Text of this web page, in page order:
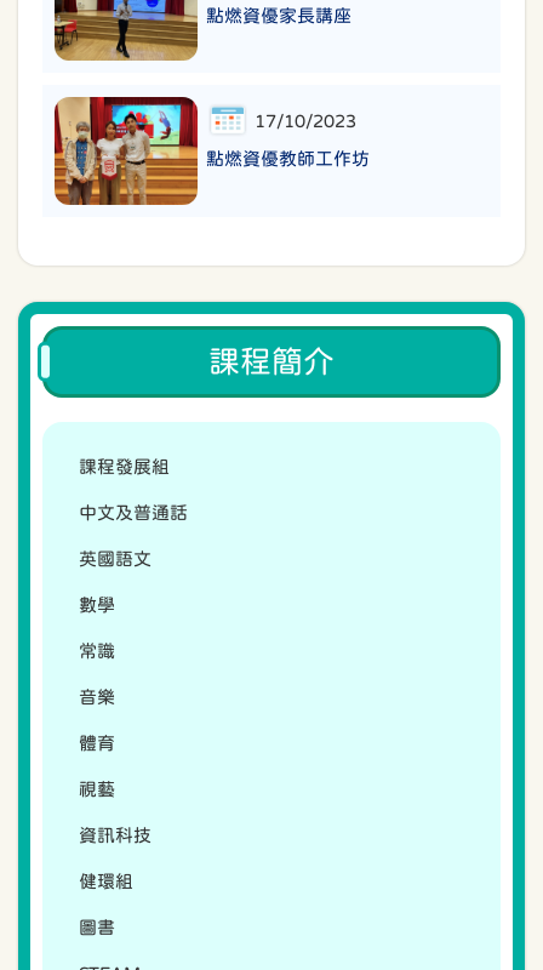
點燃資優家長講座
17/10/2023
點燃資優教師工作坊
課程簡介
課程發展組
中文及普通話
英國語文
數學
常識
音樂
體育
視藝
資訊科技
健環組
圖書